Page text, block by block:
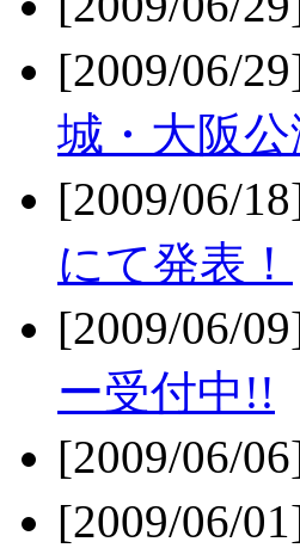
[2009/06/
城・大阪
[2009/06/
にて発表！
[2009/06/
ー受付中!!
[2009/06/
[2009/06/